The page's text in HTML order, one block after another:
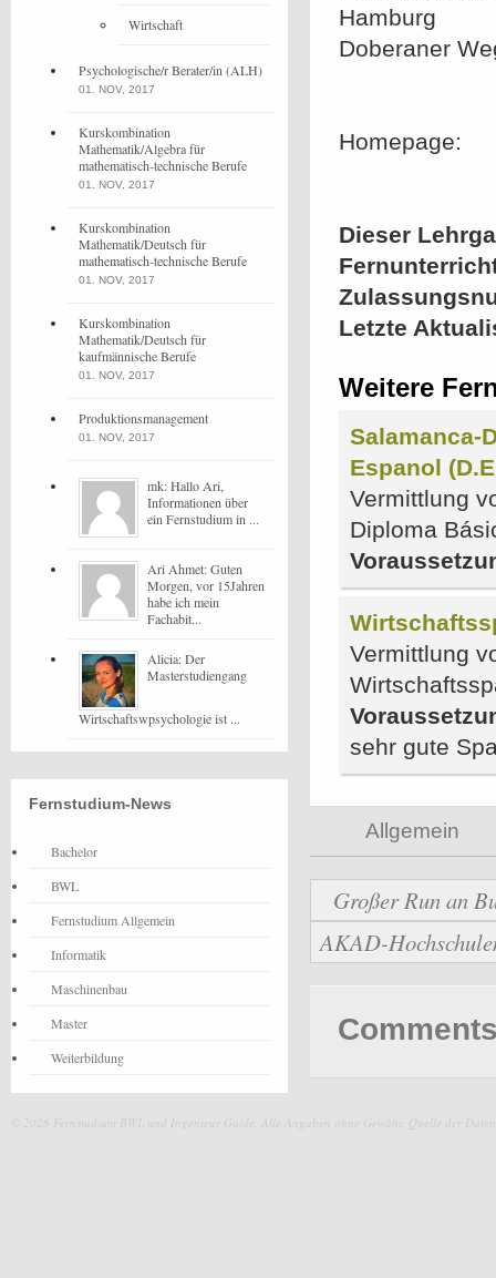
Hamburg
Doberaner
Homepage:
Dieser
Letzte
Weitere
Salamanca-
Espanol
Vermittlung
Diploma
Vermittlung
sehr gute
Allgemein
Großer Run an
AKAD-
Wirtschaft
Psychologische/r Berater/in (ALH)
01. NOV, 2017
Kurskombination
Mathematik/Algebra für
mathematisch-technische Berufe
01. NOV, 2017
Kurskombination
Mathematik/Deutsch für
mathematisch-technische Berufe
01. NOV, 2017
Kurskombination
Mathematik/Deutsch für
kaufmännische Berufe
01. NOV, 2017
Produktionsmanagement
01. NOV, 2017
mk: Hallo Ari,
Informationen über
ein Fernstudium in ...
Ari Ahmet: Guten
Morgen, vor 15Jahren
habe ich mein
Fachabit...
Alicia: Der
Masterstudiengang
Wirtschaftswpsychologie ist ...
Fernstudium-News
Bachelor
BWL
Fernstudium Allgemein
Informatik
Maschinenbau
Master
Weiterbildung
© 2026 Fernstudium BWL und Ingenieur Guide. Alle Angaben ohne Gewähr. Quelle der